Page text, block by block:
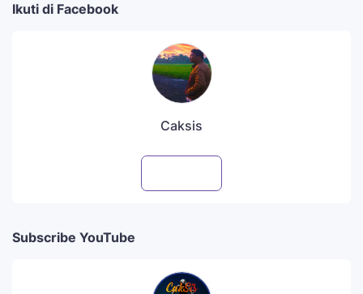
Ikuti di Facebook
Caksis
Subscribe YouTube